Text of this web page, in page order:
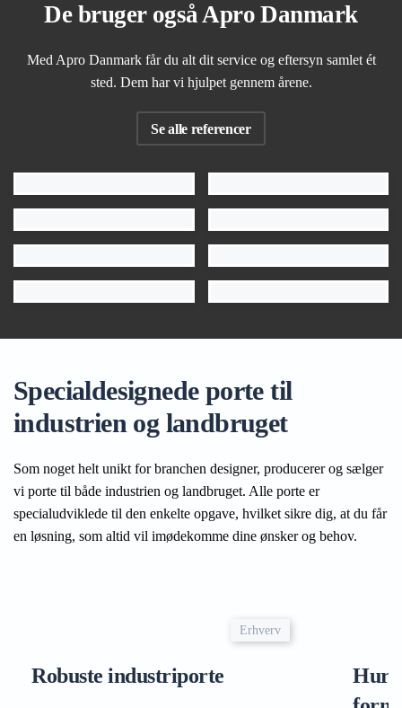
De bruger også Apro Danmark
Med Apro Danmark får du alt dit service og eftersyn samlet ét
sted. Dem har vi hjulpet gennem årene.
Se alle referencer
Specialdesignede porte til
industrien og landbruget
Som noget helt unikt for branchen designer, producerer og sælger
vi porte til både industrien og landbruget. Alle porte er
specialudviklede til den enkelte opgave, hvilket sikre dig, at du får
en løsning, som altid vil imødekomme dine ønsker og behov.
Erhverv
Robuste industriporte